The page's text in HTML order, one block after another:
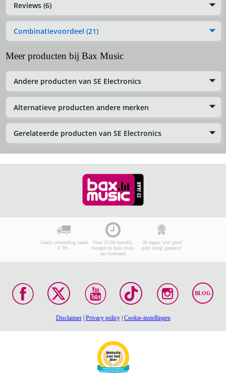
Reviews (6)
Combinatievoordeel (21)
Meer producten bij Bax Music
Andere producten van SE Electronics
Alternatieve producten andere merken
Gerelateerde producten van SE Electronics
Gratis verzending vanaf
€ 99,-
Voor 23:00 besteld,
morgen in huis (mits
op voorraad)
30 dagen 'niet goed
geld terug' garantie!
BLOG
Disclaimer| Privacy policy| Cookie-instellingen